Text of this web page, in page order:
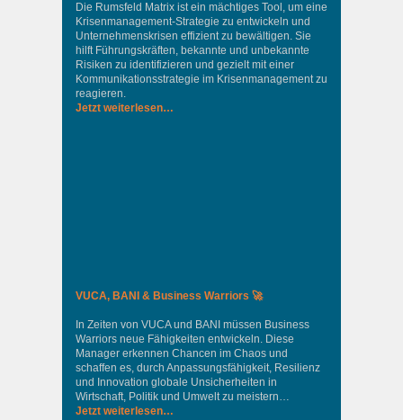
Die Rumsfeld Matrix ist ein mächtiges Tool, um eine
Krisenmanagement-Strategie zu entwickeln und
Unternehmenskrisen effizient zu bewältigen. Sie
hilft Führungskräften, bekannte und unbekannte
Risiken zu identifizieren und gezielt mit einer
Kommunikationsstrategie im Krisenmanagement zu
reagieren.
Jetzt weiterlesen…
VUCA, BANI & Business Warriors 🚀
In Zeiten von VUCA und BANI müssen Business
Warriors neue Fähigkeiten entwickeln. Diese
Manager erkennen Chancen im Chaos und
schaffen es, durch Anpassungsfähigkeit, Resilienz
und Innovation globale Unsicherheiten in
Wirtschaft, Politik und Umwelt zu meistern…
Jetzt weiterlesen…